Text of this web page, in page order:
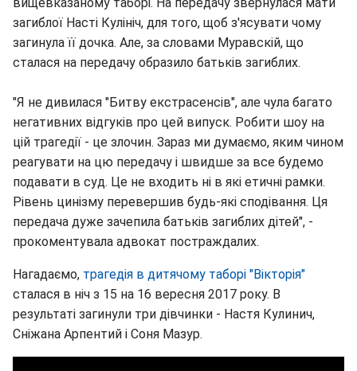
загиблої Насті Кулініч, для того, щоб з'ясувати чому
загинула її дочка. Але, за словами Муравскій, що
сталася на передачу образило батьків загиблих.
"Я не дивилася "Битву екстрасенсів", але чула багато
негативних відгуків про цей випуск. Робити шоу на
цій трагедії - це злочин. Зараз ми думаємо, яким чином
реагувати на цю передачу і швидше за все будемо
подавати в суд. Це не входить ні в які етичні рамки.
Рівень цинізму перевершив будь-які сподівання. Ця
передача дуже зачепила батьків загиблих дітей", -
прокоментувала адвокат постраждалих.
Нагадаємо, трагедія в дитячому таборі "Вікторія"
сталася в ніч з 15 на 16 вересня 2017 року. В
результаті загинули три дівчинки - Настя Кулинич,
Сніжана Арпентий і Соня Мазур.